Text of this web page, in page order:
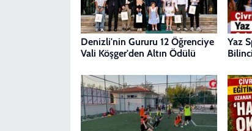
Denizli'nin Gururu 12 Öğrenciye
Vali Köşger'den Altın Ödülü
Yaz